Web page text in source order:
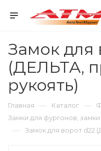
Замок для
(ДЕЛЬТА,
рукоять)
Главная — Каталог —
Замки для фургонов,
— Замок для ворот d22